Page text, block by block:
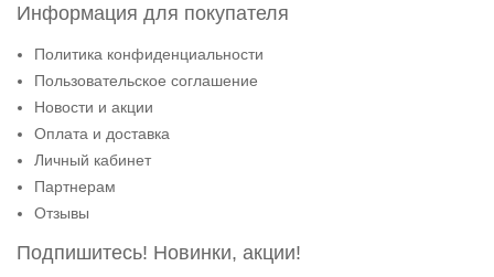
Информация для покупателя
Политика конфиденциальности
Пользовательское соглашение
Новости и акции
Оплата и доставка
Личный кабинет
Партнерам
Отзывы
Подпишитесь! Новинки, акции!